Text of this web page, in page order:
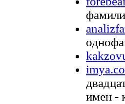
имен -